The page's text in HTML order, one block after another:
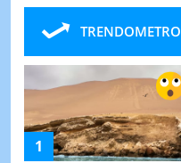
TRENDOMETRO